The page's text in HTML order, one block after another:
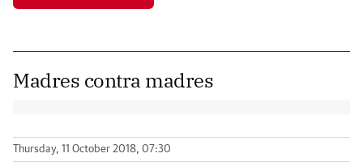
Madres contra madres
Thursday, 11 October 2018, 07:30